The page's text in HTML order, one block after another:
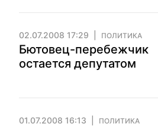
02.07.2008 17:29 ПОЛИТИКА
Бютовец-перебежчик
остается депутатом
01.07.2008 16:13 ПОЛИТИКА